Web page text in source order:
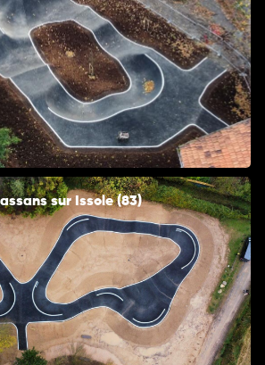
sur Issole (83)